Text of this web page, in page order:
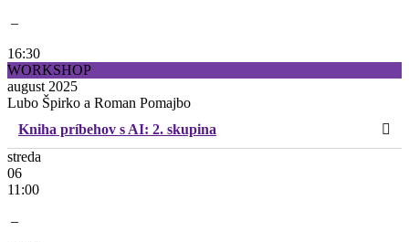
–
16:30
WORKSHOP
august 2025
Lubo Špirko a Roman Pomajbo
Kniha príbehov s AI: 2. skupina
streda
06
11:00
–